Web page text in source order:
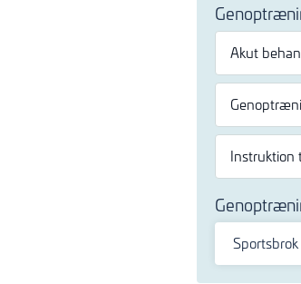
Akut
Instruktion
Sportsbrok